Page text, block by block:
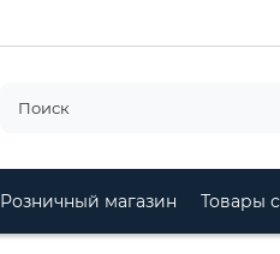
Розничный магазин Товары